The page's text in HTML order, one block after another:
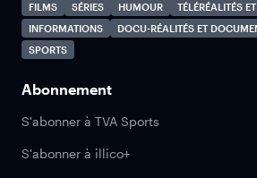
FILMS SÉRIES HUMOUR
TÉLÉRÉALITÉS
INFORMATIONS
DOCU-RÉALITÉS ET
SPORTS
Abonnement
S'abonner à TVA Sports
S'abonner à illico+